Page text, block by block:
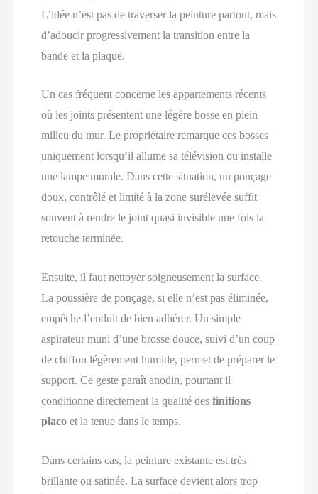
L’idée n’est pas de traverser la peinture partout, mais
d’adoucir progressivement la transition entre la
bande et la plaque.
Un cas fréquent concerne les appartements récents
où les joints présentent une légère bosse en plein
milieu du mur. Le propriétaire remarque ces bosses
uniquement lorsqu’il allume sa télévision ou installe
une lampe murale. Dans cette situation, un ponçage
doux, contrôlé et limité à la zone surélevée suffit
souvent à rendre le joint quasi invisible une fois la
retouche terminée.
Ensuite, il faut nettoyer soigneusement la surface.
La poussière de ponçage, si elle n’est pas éliminée,
empêche l’enduit de bien adhérer. Un simple
aspirateur muni d’une brosse douce, suivi d’un coup
de chiffon légèrement humide, permet de préparer le
support. Ce geste paraît anodin, pourtant il
conditionne directement la qualité desfinitions
placo et la tenue dans le temps.
Dans certains cas, la peinture existante est très
brillante ou satinée. La surface devient alors trop